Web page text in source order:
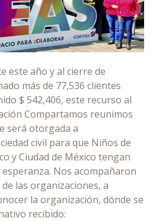
este año y al cierre de
más de 77,536 clientes
$ 542,406, este recurso al
Compartamos reunimos
será otorgada a
civil para que Niños de
y Ciudad de México tengan
Nos acompañaron
las organizaciones, a
la organización, dónde se
recibido: